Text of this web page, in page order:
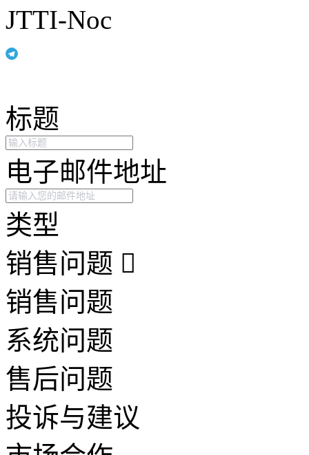
JTTI-Noc
标题
电子邮件地址
类型
销售问题
销售问题
系统问题
售后问题
投诉与建议